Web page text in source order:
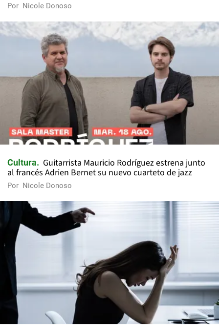
Por Nicole Donoso
Cultura
Guitarrista Mauricio Rodríguez estrena junto
al francés Adrien Bernet su nuevo cuarteto de jazz
Por Nicole Donoso